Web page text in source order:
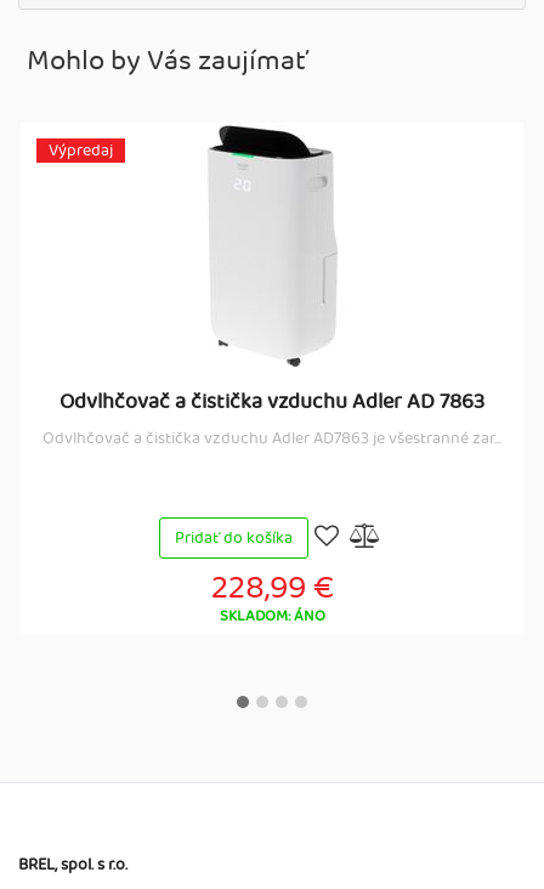
Mohlo by Vás zaujímať
Výpredaj
Odvlhčovač a čistička vzduchu Adler AD 7863
Odvlhčovač a čistička vzduchu Adler AD7863 je všestranné zar...
Pridať do košíka
228,99 €
SKLADOM: ÁNO
BREL, spol. s r.o.